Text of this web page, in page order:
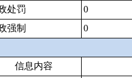
处罚
0
强制
0
信息内容